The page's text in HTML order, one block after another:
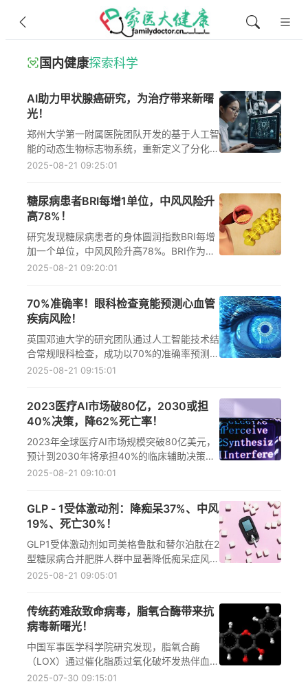
国内健康探索科学
AI助力甲状腺癌研究，为治疗带来新曙
光！
郑州大学第一附属医院团队开发的基于人工智
能的动态生物标志物系统，重新定义了分化型
甲状腺癌的分子亚型分类体系，为精准治疗提
治疗方案。
2025-08-21 09:25:01
糖尿病患者BRI每增1单位，中风风险升
高78%！
研究发现糖尿病患者的身体圆润指数BRI每增
加一个单位，中风风险升高78%。BRI作为一
种新型指标，能更精确评估内脏脂肪含量和全
2025-08-21 09:20:01
70%准确率！眼科检查竟能预测心血管
疾病风险！
英国邓迪大学的研究团队通过人工智能技术结
合常规眼科检查，成功以70%的准确率预测2
型糖尿病患者未来十年内的心血管疾病风险。
2025-08-21 09:15:01
2023医疗AI市场破80亿，2030或担
40%决策，降62%死亡率！
2023年全球医疗AI市场规模突破80亿美元，
预计到2030年将承担40%的临床辅助决策任
务。AI在影像诊断、手术辅助和预测模型方面
2025-08-21 09:10:01
GLP - 1受体激动剂：降痴呆37%、中风
19%、死亡30%！
GLP1受体激动剂如司美格鲁肽和替尔泊肽在2
型糖尿病合并肥胖人群中显著降低痴呆症风险
37%、中风风险19%及全因死亡率30%。该药
2025-08-21 09:05:01
传统药难敌致命病毒，脂氧合酶带来抗
病毒新曙光！
中国军事医学科学院研究发现，脂氧合酶
（LOX）通过催化脂质过氧化破坏发热伴血小
板减少综合征病毒（SFTSV）的包膜结构，
2025-07-30 09:15:01